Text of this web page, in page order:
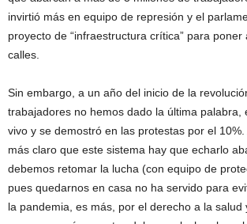
invirtió más en equipo de represión y el
proyecto de “infraestructura crítica” para poner
calles.
Sin embargo, a un año del inicio de la
trabajadores no hemos dado la última palabra,
vivo y se demostró en las protestas por el
más claro que este sistema hay que echarlo
debemos retomar la lucha (con equipo de
pues quedarnos en casa no ha servido para
la pandemia, es más, por el derecho a la salud